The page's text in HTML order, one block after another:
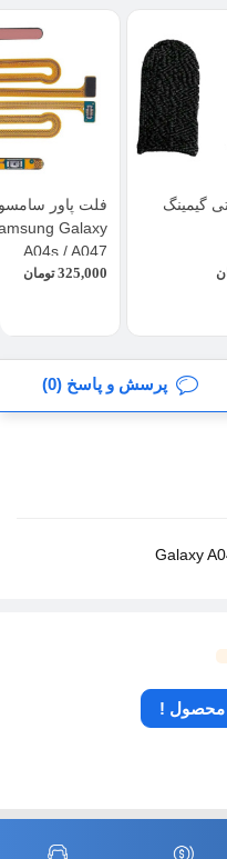
گیمینگ
فلت پاور
Galaxy
A04s / A047
325,000 تومان
پرسش و پاسخ (0)
محصول !